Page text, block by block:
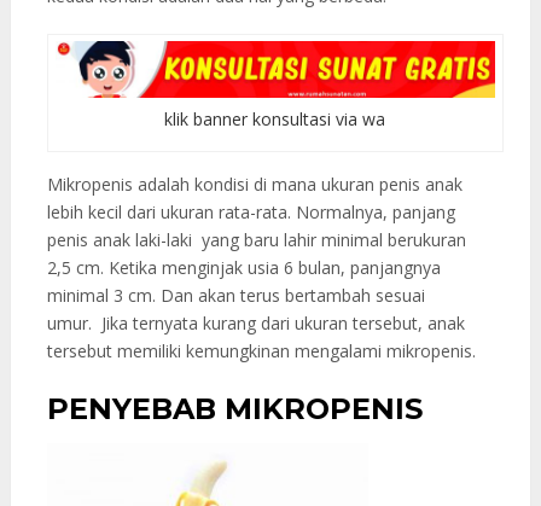
klik banner konsultasi via wa
Mikropenis adalah kondisi di mana ukuran penis anak
lebih kecil dari ukuran rata-rata. Normalnya, panjang
penis anak laki-laki yang baru lahir minimal berukuran
2,5 cm. Ketika menginjak usia 6 bulan, panjangnya
minimal 3 cm. Dan akan terus bertambah sesuai
umur. Jika ternyata kurang dari ukuran tersebut, anak
tersebut memiliki kemungkinan mengalami mikropenis.
PENYEBAB MIKROPENIS